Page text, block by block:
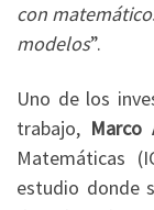
con
modelos”.
Uno de los
trabajo, Marco
Matemáticas
estudio donde